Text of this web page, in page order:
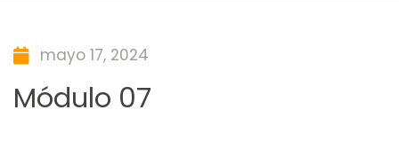
mayo 17, 2024
Módulo 07